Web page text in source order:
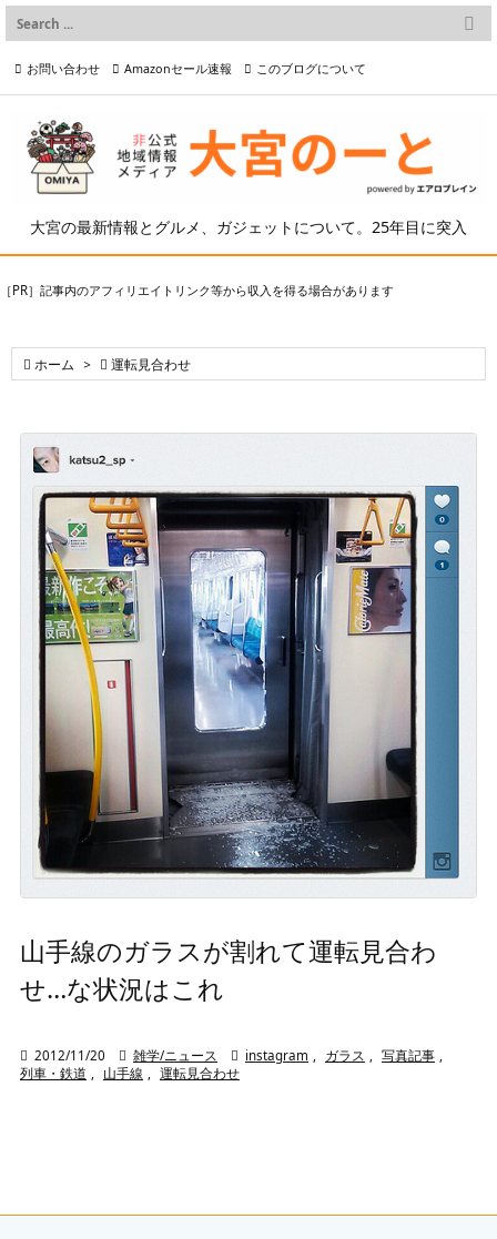
大宮の最新情報とグルメ、ガジェットについて。25年目に突入

メニュー

検索
お問い合わせ Amazonセール速報 このブログについて
プライバシーポリシー等
［PR］記事内のアフィリエイトリンク等から収入を得る場合があります
 ホーム >  運転見合わせ
山手線のガラスが割れて運転見合わ
せ…な状況はこれ
 2012/11/20  雑学/ニュース  instagram , ガラス , 写真記事 ,
列車・鉄道 , 山手線 , 運転見合わせ